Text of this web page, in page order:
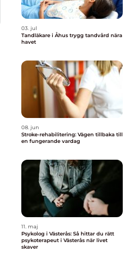
03. jul
Tandläkare i Åhus trygg tandvård nära
havet
08. jun
Stroke-rehabilitering: Vägen tillbaka till
en fungerande vardag
11. maj
Psykolog i Västerås: Så hittar du rätt
psykoterapeut i Västerås när livet
skaver